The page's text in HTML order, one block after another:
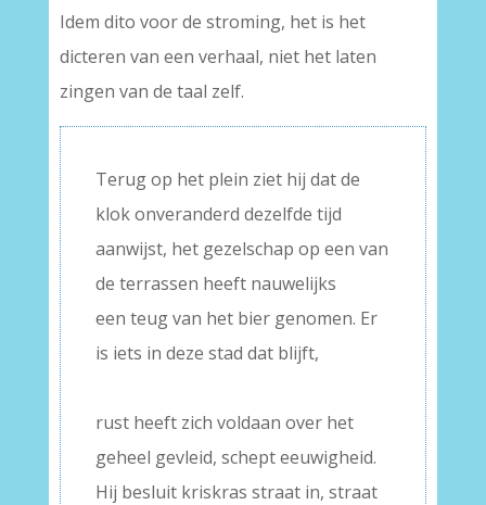
Idem dito voor de stroming, het is het
dicteren van een verhaal, niet het laten
zingen van de taal zelf.
Terug op het plein ziet hij dat de
klok onveranderd dezelfde tijd
aanwijst, het gezelschap op een van
de terrassen heeft nauwelijks
een teug van het bier genomen. Er
is iets in deze stad dat blijft,
rust heeft zich voldaan over het
geheel gevleid, schept eeuwigheid.
Hij besluit kriskras straat in, straat